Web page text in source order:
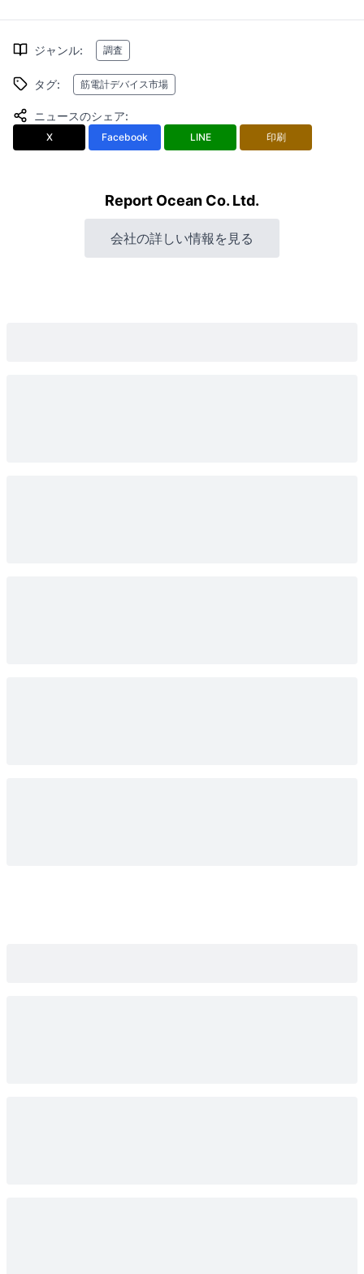
ジャンル: 調査
タグ: 筋電計デバイス市場
ニュースのシェア:
X Facebook LINE 印刷
Report Ocean Co. Ltd.
会社の詳しい情報を見る